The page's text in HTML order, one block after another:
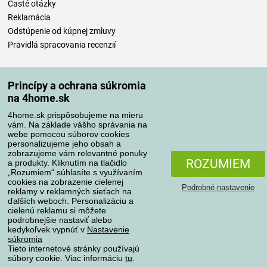
Princípy a ochrana súkromia
na 4home.sk
4home.sk prispôsobujeme na mieru
vám. Na základe vášho správania na
webe pomocou súborov cookies
personalizujeme jeho obsah a
zobrazujeme vám relevantné ponuky
a produkty. Kliknutím na tlačidlo
„Rozumiem“ súhlasíte s využívaním
cookies na zobrazenie cielenej
reklamy v reklamných sieťach na
ďalších weboch. Personalizáciu a
cielenú reklamu si môžete
podrobnejšie nastaviť alebo
kedykoľvek vypnúť v Nastavenie
súkromia
Tieto internetové stránky používajú
súbory cookie. Viac informáciu tu
ROZUMIEM
Podrobné nastavenie
Časté otázky
Reklamácia
Odstúpenie od kúpnej zmluvy
Pravidlá spracovania recenzií
Spôsoby platby
Spoľahlivý obchod